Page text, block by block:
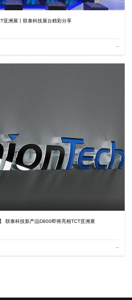
亚洲展丨联泰科技展台精彩分享
】 联泰科技新产品D800即将亮相TCT亚洲展